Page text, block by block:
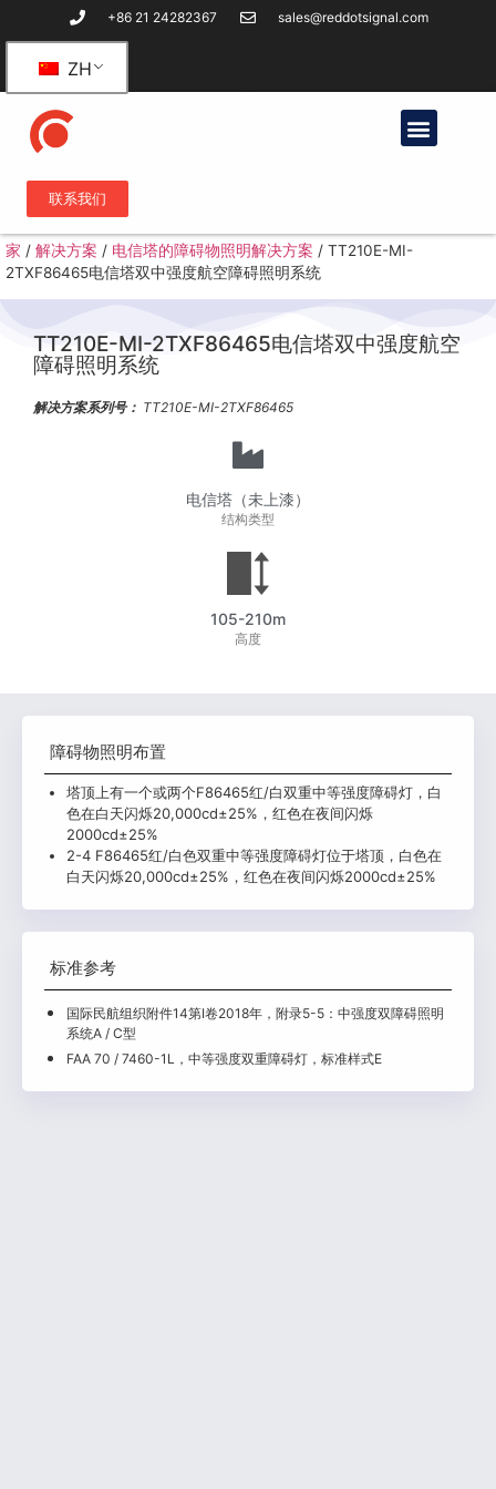
+86 21 24282367 sales@reddotsignal.com
ZH
联系我们
家 / 解决方案 / 电信塔的障碍物照明解决方案 / TT210E-MI-
2TXF86465电信塔双中强度航空障碍照明系统
TT210E-MI-2TXF86465电信塔双中强度航空
障碍照明系统
解决方案系列号： TT210E-MI-2TXF86465
电信塔（未上漆）
结构类型
105-210m
高度
障碍物照明布置
塔顶上有一个或两个F86465红/白双重中等强度障碍灯，白
色在白天闪烁20,000cd±25%，红色在夜间闪烁
2000cd±25%
2-4 F86465红/白色双重中等强度障碍灯位于塔顶，白色在
白天闪烁20,000cd±25%，红色在夜间闪烁2000cd±25%
标准参考
国际民航组织附件14第I卷2018年，附录5-5：中强度双障碍照明
系统A / C型
FAA 70 / 7460-1L，中等强度双重障碍灯，标准样式E